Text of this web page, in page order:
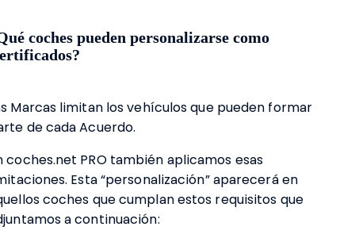
coches pueden personalizarse como
Marcas limitan los vehículos que pueden formar
de cada Acuerdo.
coches.net PRO también aplicamos esas
Esta “personalización” aparecerá en
coches que cumplan estos requisitos que
a continuación: